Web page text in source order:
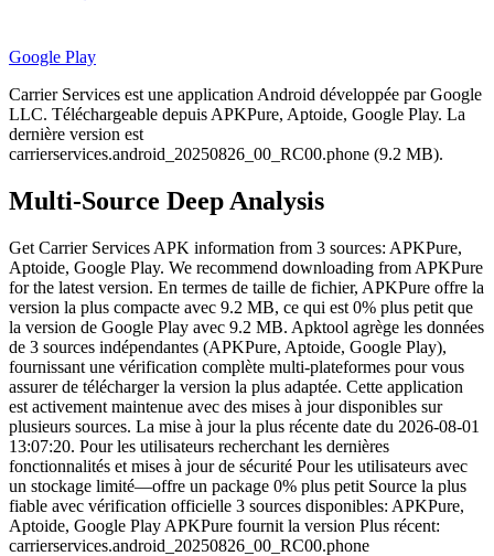
Google Play
Carrier Services est une application Android développée par Google
LLC. Téléchargeable depuis APKPure, Aptoide, Google Play. La
dernière version est
carrierservices.android_20250826_00_RC00.phone (9.2 MB).
Multi-Source Deep Analysis
Get Carrier Services APK information from 3 sources: APKPure,
Aptoide, Google Play. We recommend downloading from APKPure
for the latest version. En termes de taille de fichier, APKPure offre la
version la plus compacte avec 9.2 MB, ce qui est 0% plus petit que
la version de Google Play avec 9.2 MB. Apktool agrège les données
de 3 sources indépendantes (APKPure, Aptoide, Google Play),
fournissant une vérification complète multi-plateformes pour vous
assurer de télécharger la version la plus adaptée. Cette application
est activement maintenue avec des mises à jour disponibles sur
plusieurs sources. La mise à jour la plus récente date du 2026-08-01
13:07:20. Pour les utilisateurs recherchant les dernières
fonctionnalités et mises à jour de sécurité Pour les utilisateurs avec
un stockage limité—offre un package 0% plus petit Source la plus
fiable avec vérification officielle 3 sources disponibles: APKPure,
Aptoide, Google Play APKPure fournit la version Plus récent:
carrierservices.android_20250826_00_RC00.phone